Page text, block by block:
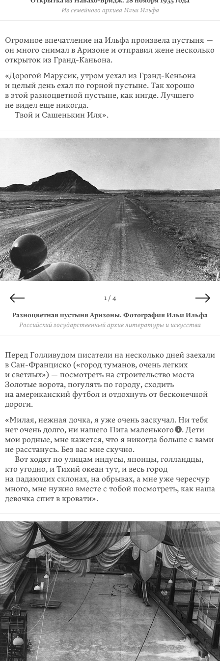
Из семейного архива Ильи Ильфа
Из семейного архива Ильи Ильфа
Огромное впечатление на Ильфа произвела пустыня —
он много снимал в Аризоне и отправил жене несколько
открыток из Гранд-Каньона.
«Дорогой Марусик, утром уехал из Грэнд-Кеньона
и целый день ехал по горной пустыне. Так хорошо
в этой разноцветной пустыне, как нигде. Лучшего
не видел еще никогда.
Твой и Сашенькин Иля».
1 / 4
Разноцветная пустыня Аризоны. Фотография Ильи Ильфа
Российский государственный архив литературы и искусства
2 / 4
Конверт из Сан-Франциско. 5 декабря 1935 года
Марка на конверте срезана для коллекции марок Евгения
3 / 4
Письмо из Сан-Франциско. 5 декабря 1935 года
Из семейного архива Ильи Ильфа
4 / 4
Письмо из Сан-Франциско. 5 декабря 1935 года
Из семейного архива Ильи Ильфа
Перед Голливудом писатели на несколько дней заехали
в Сан-Франциско («город туманов, очень легких
и светлых») — посмотреть на строительство моста
Золотые ворота, погулять по городу, сходить
на американский футбол и отдохнуть от бесконечной
дороги.
«Милая, нежная дочка, я уже очень заскучал. Ни тебя
нет очень долго, ни нашего Пига маленького
. Дети
мои родные, мне кажется, что я никогда больше с вами
не расстанусь. Без вас мне скучно.
Вот ходят по улицам индусы, японцы, голландцы,
кто угодно, и Ти­хий океан тут, и весь город
на падающих склонах, на обрывах, а мне уже чересчур
много, мне нужно вместе с тобой посмотреть, как наша
де­воч­ка спит в кровати».